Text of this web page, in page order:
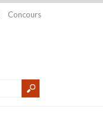
Concours